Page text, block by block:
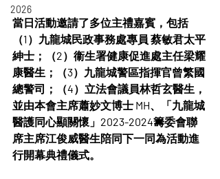
2026
當日活動邀請了多位主禮嘉賓，包括
（1）九龍城民政事務處專員 蔡敏君太平
紳士；（2）衞生署健康促進處主任梁耀
康醫生；（3）九龍城警區指揮官曾繁國
總警司；（4）立法會議員林哲玄醫生，
並由本會主席蕭妙文博士 MH、「九龍城
醫護同心顯關懷」2023-2024籌委會聯
席主席江俊威醫生陪同下一同為活動進
行開幕典禮儀式。